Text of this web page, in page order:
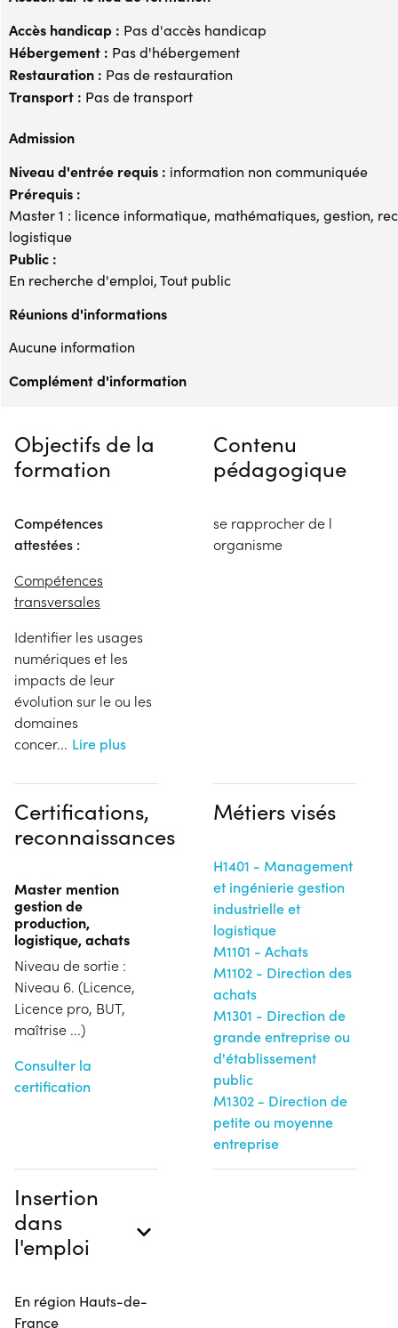
Accès handicap : Pas d'accès handicap
Hébergement : Pas d'hébergement
Restauration : Pas de restauration
Transport : Pas de transport
Admission
Niveau d'entrée requis : information non communiquée
Prérequis :
Master 1 : licence informatique, mathématiques, gestion,
logistique
Public :
En recherche d'emploi, Tout public
Réunions d'informations
Aucune information
Complément d'information
Objectifs de la
formation
Compétences
attestées :
Compétences
transversales
Identifier les usages
numériques et les
impacts de leur
évolution sur le ou les
domaines
concer... Lire plus
Contenu
pédagogique
se rapprocher de l
organisme
Certifications,
reconnaissances
Master mention
gestion de
production,
logistique, achats
Niveau de sortie :
Niveau 6. (Licence,
Licence pro, BUT,
maîtrise ...)
Consulter la
certification
Métiers visés
H1401 - Management
et ingénierie gestion
industrielle et
logistique
M1101 - Achats
M1102 - Direction des
achats
M1301 - Direction de
grande entreprise ou
d'établissement
public
M1302 - Direction de
petite ou moyenne
entreprise
Insertion
dans
l'emploi
En région Hauts-de-
France